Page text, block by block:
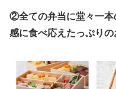
②全ての弁当に堂々一本
感に食べ応えたっぷりの